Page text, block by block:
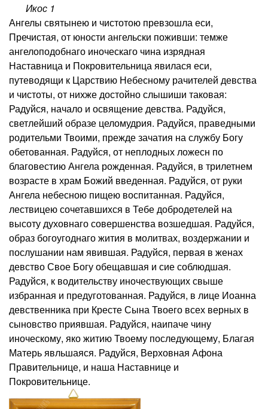
Икос 1
Ангелы святынею и чистотою превзошла еси,
Пречистая, от юности ангельски поживши: темже
ангелоподобнаго иноческаго чина изрядная
Наставница и Покровительница явилася еси,
путеводящи к Царствию Небесному рачителей девства
и чистоты, от нихже достойно слышиши таковая:
Радуйся, начало и освящение девства. Радуйся,
светлейший образе целомудрия. Радуйся, праведными
родительми Твоими, прежде зачатия на службу Богу
обетованная. Радуйся, от неплодных ложесн по
благовестию Ангела рожденная. Радуйся, в трилетнем
возрасте в храм Божий введенная. Радуйся, от руки
Ангела небесною пищею воспитанная. Радуйся,
лествицею сочетавшихся в Тебе добродетелей на
высоту духовнаго совершенства возшедшая. Радуйся,
образ богоугоднаго жития в молитвах, воздержании и
послушании нам явившая. Радуйся, первая в женах
девство Свое Богу обещавшая и сие соблюдшая.
Радуйся, к водительству иночествующих свыше
избранная и предуготованная. Радуйся, в лице Иоанна
девственника при Кресте Сына Твоего всех верных в
сыновство приявшая. Радуйся, наипаче чину
иноческому, яко житию Твоему последующему, Благая
Матерь явльшаяся. Радуйся, Верховная Афона
Правительнице, и наша Наставнице и
Покровительнице.